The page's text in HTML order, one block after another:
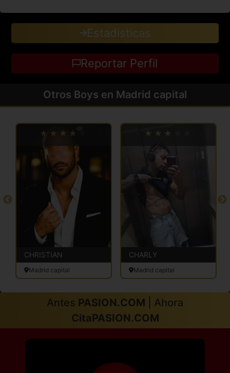
Estadisticas
Reportar Perfil
Otros Boys en Madrid capital
CHRISTIAN
Madrid capital
CHARLY
Madrid capital
Antes PASION.COM | Ahora
CitaPASION.COM